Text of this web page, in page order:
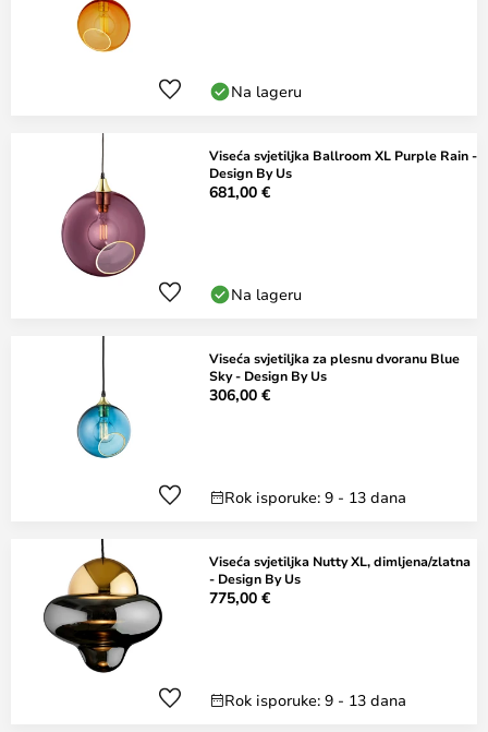
Na lageru
Viseća svjetiljka Ballroom XL Purple Rain -
Design By Us
681,00 €
Na lageru
Viseća svjetiljka za plesnu dvoranu Blue
Sky - Design By Us
306,00 €
Rok isporuke: 9 - 13 dana
Viseća svjetiljka Nutty XL, dimljena/zlatna
- Design By Us
775,00 €
Rok isporuke: 9 - 13 dana